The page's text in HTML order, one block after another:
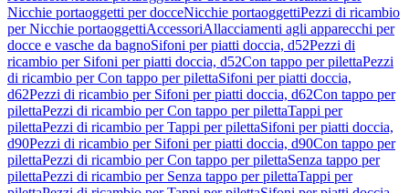
Nicchie portaoggetti per docceNicchie portaoggettiPezzi di ricambio
per Nicchie portaoggettiAccessoriAllacciamenti agli apparecchi per
docce e vasche da bagnoSifoni per piatti doccia, d52Pezzi di
ricambio per Sifoni per piatti doccia, d52Con tappo per pilettaPezzi
di ricambio per Con tappo per pilettaSifoni per piatti doccia,
d62Pezzi di ricambio per Sifoni per piatti doccia, d62Con tappo per
pilettaPezzi di ricambio per Con tappo per pilettaTappi per
pilettaPezzi di ricambio per Tappi per pilettaSifoni per piatti doccia,
d90Pezzi di ricambio per Sifoni per piatti doccia, d90Con tappo per
pilettaPezzi di ricambio per Con tappo per pilettaSenza tappo per
pilettaPezzi di ricambio per Senza tappo per pilettaTappi per